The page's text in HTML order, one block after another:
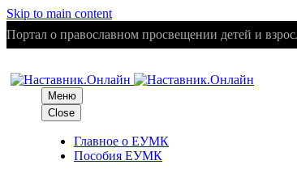
Skip to main content
Портал о православном просвещении детей и
Меню
Close
Главное о ЕУМК
Пособия ЕУМК